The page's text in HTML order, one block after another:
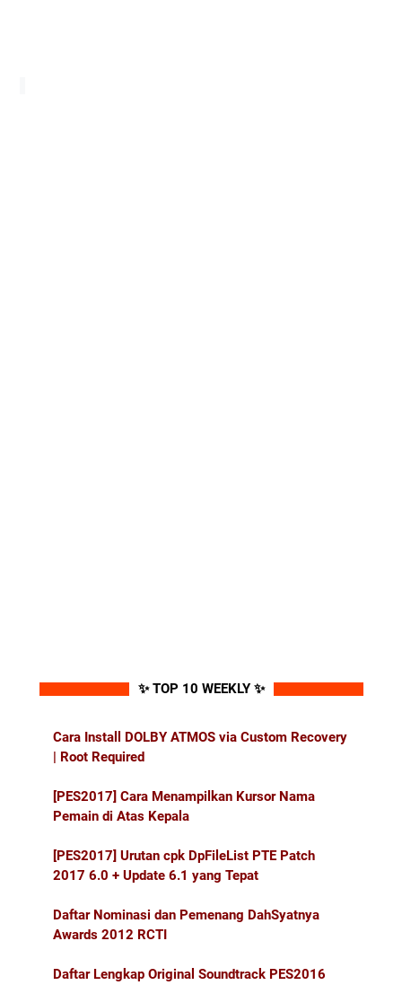
✨ TOP 10 WEEKLY ✨
Cara Install DOLBY ATMOS via Custom Recovery
| Root Required
[PES2017] Cara Menampilkan Kursor Nama
Pemain di Atas Kepala
[PES2017] Urutan cpk DpFileList PTE Patch
2017 6.0 + Update 6.1 yang Tepat
Daftar Nominasi dan Pemenang DahSyatnya
Awards 2012 RCTI
Daftar Lengkap Original Soundtrack PES2016